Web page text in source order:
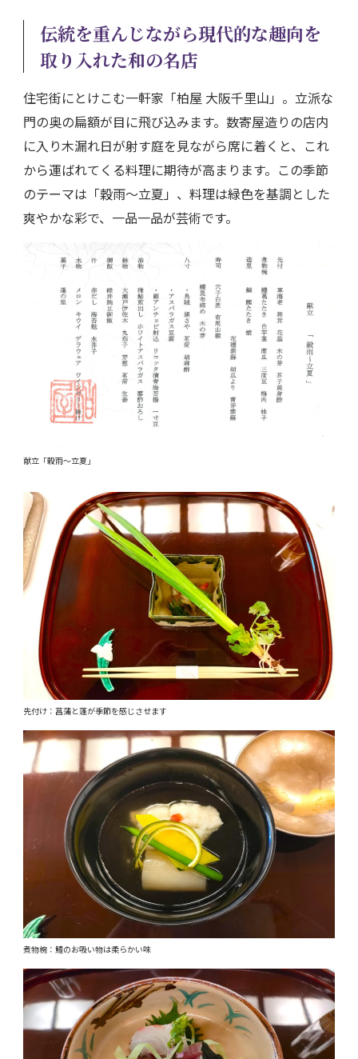
伝統を重んじながら現代的な趣向を
取り入れた和の名店
住宅街にとけこむ一軒家「柏屋 大阪千里山」。立派な
門の奥の扁額が目に飛び込みます。数寄屋造りの店内
に入り木漏れ日が射す庭を見ながら席に着くと、これ
から運ばれてくる料理に期待が高まります。この季節
のテーマは「穀雨～立夏」、料理は緑色を基調とした
爽やかな彩で、一品一品が芸術です。
献立「穀雨～立夏」
先付け：菖蒲と蓬が季節を感じさせます
煮物椀：鱧のお吸い物は柔らかい味